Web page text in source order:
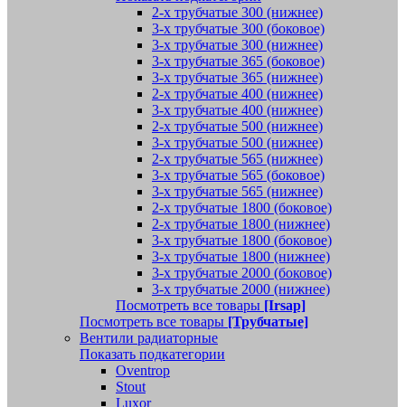
2-х трубчатые 300 (нижнее)
3-х трубчатые 300 (боковое)
3-х трубчатые 300 (нижнее)
3-х трубчатые 365 (боковое)
3-х трубчатые 365 (нижнее)
2-х трубчатые 400 (нижнее)
3-х трубчатые 400 (нижнее)
2-х трубчатые 500 (нижнее)
3-х трубчатые 500 (нижнее)
2-х трубчатые 565 (нижнее)
3-х трубчатые 565 (боковое)
3-х трубчатые 565 (нижнее)
2-х трубчатые 1800 (боковое)
2-х трубчатые 1800 (нижнее)
3-х трубчатые 1800 (боковое)
3-х трубчатые 1800 (нижнее)
3-х трубчатые 2000 (боковое)
3-х трубчатые 2000 (нижнее)
Посмотреть все товары [Irsap]
Посмотреть все товары [Трубчатые]
Вентили радиаторные
Показать подкатегории
Oventrop
Stout
Luxor